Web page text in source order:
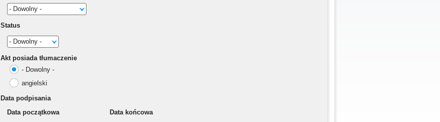
Status
Akt posiada tłumaczenie
- Dowolny -
angielski
Data podpisania
Data początkowa
Data końcowa